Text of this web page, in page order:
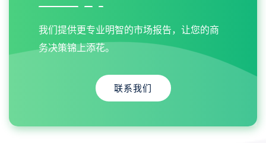
我们提供更专业明智的市场报告，让您的商
务决策锦上添花。
联系我们